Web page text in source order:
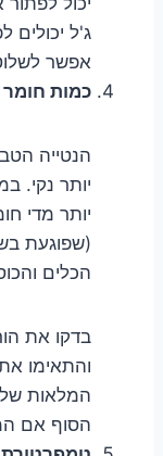
ג'ל יכולים
אפשר
כמות חומר
הנטייה
יותר נקי.
יותר מדי
(שפוגעת
הכלים
בדקו את
והתאימו
המלאות
הסוף אם